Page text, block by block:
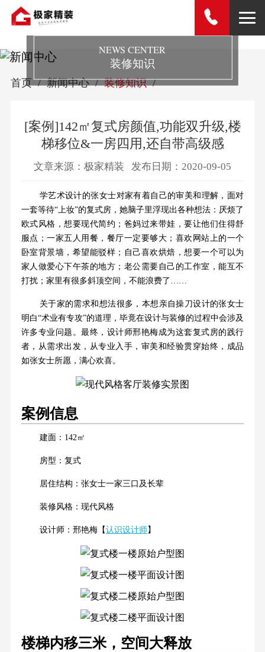
NEWS CENTER
装修知识
首页 新闻中心 装修知识
[案例]142㎡复式房颜值,功能双升级,楼
梯移位&一房四用,还自带高级感
文章来源：极家精装 发布日期：2020-09-05
学艺术设计的张女士对家有着自己的审美和理解，面对
一套等待“上妆”的复式房，她脑子里浮现出各种想法：厌烦了
欧式风格，想要现代简约；爸妈过来带娃，要让他们住得舒
服点；一家五人用餐，餐厅一定要够大；喜欢网站上的一个
卧室背景墙，希望能驳样；自己喜欢烘焙，想要一个可以为
家人做爱心下午茶的地方；老公需要自己的工作室，能互不
打扰；家里有很多斜顶空间，不能浪费了……
关于家的需求和想法很多，本想亲自操刀设计的张女士
明白“术业有专攻”的道理，毕竟在设计与装修的过程中会涉及
许多专业问题。最终，设计师邢艳梅成为这套复式房的践行
者，从需求出发，从专业入手，审美和经验贯穿始终，成品
如张女士所愿，满心欢喜。
案例信息
建面：142㎡
房型：复式
居住结构：张女士一家三口及长辈
装修风格：现代风格
设计师：邢艳梅【认识设计师 】
楼梯内移三米，空间大释放